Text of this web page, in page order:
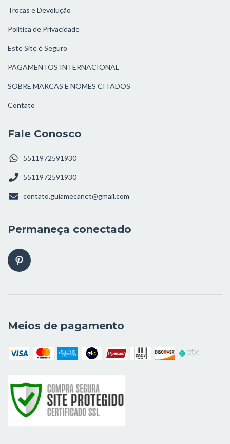
Trocas e Devolução
Política de Privacidade
Este Site é Seguro
PAGAMENTOS INTERNACIONAL
SOBRE MARCAS E NOMES CITADOS
Contato
Fale Conosco
5511972591930
5511972591930
contato.guiamecanet@gmail.com
Permaneça conectado
Meios de pagamento